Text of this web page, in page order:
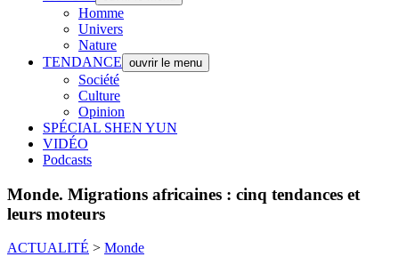
Homme
Univers
Nature
TENDANCE ouvrir le menu
Société
Culture
Opinion
SPÉCIAL SHEN YUN
VIDÉO
Podcasts
Monde. Migrations africaines : cinq tendances et
leurs moteurs
ACTUALITÉ > Monde